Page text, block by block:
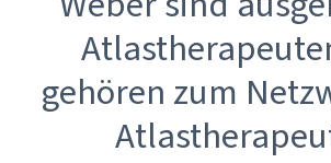
gehören zum